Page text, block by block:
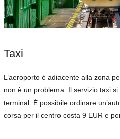
Taxi
L’aeroporto è adiacente alla zona
non è un problema. Il servizio taxi
terminal. È possibile ordinare
corsa per il centro costa 9 EUR e